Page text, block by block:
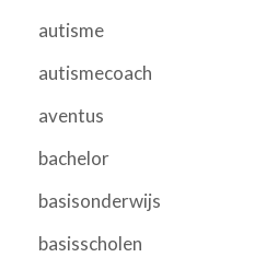
autisme
autismecoach
aventus
bachelor
basisonderwijs
basisscholen